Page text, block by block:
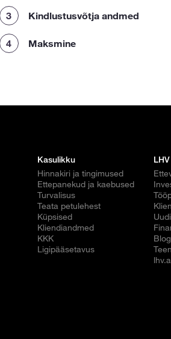
Kindlustusvõtja andmed
3
Maksmine
4
Kasulikku
Hinnakiri ja tingimused
Ettepanekud ja kaebused
Turvalisus
Teata petulehest
Küpsised
Kliendiandmed
KKK
Ligipääsetavus
LHV